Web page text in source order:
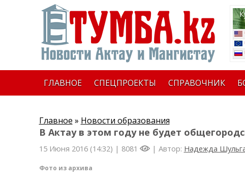
ГЛАВНОЕ СПЕЦПРОЕКТЫ СПРАВОЧНИК
Главное » Новости образования
В Актау в этом году не будет
15 Июня 2016 (14:32) | 8081 | Автор: Надежда
Фото из архива